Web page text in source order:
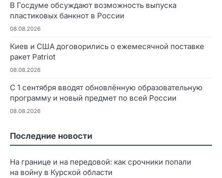
В Госдуме обсуждают возможность выпуска
пластиковых банкнот в России
08.08.2026
Киев и США договорились о ежемесячной поставке
ракет Patriot
08.08.2026
С 1 сентября вводят обновлённую образовательную
программу и новый предмет по всей России
08.08.2026
Последние новости
На границе и на передовой: как срочники попали
на войну в Курской области